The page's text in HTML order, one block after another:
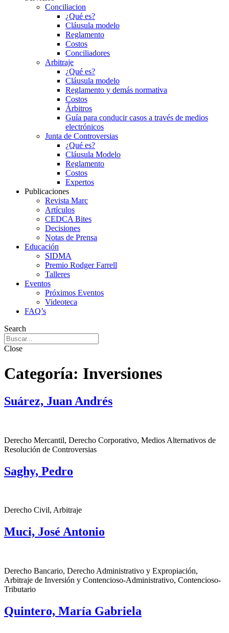
Conciliacion
¿Qué es?
Cláusula modelo
Reglamento
Costos
Conciliadores
Arbitraje
¿Qué es?
Cláusula modelo
Reglamento y demás normativa
Costos
Árbitros
Guía para conducir casos a través de medios
electrónicos
Junta de Controversias
¿Qué es?
Cláusula Modelo
Reglamento
Costos
Expertos
Publicaciones
Revista Marc
Artículos
CEDCA Bites
Decisiones
Notas de Prensa
Educación
SIDMA
Premio Rodger Farrell
Talleres
Eventos
Próximos Eventos
Videoteca
FAQ’s
Search
Close
Categoría: Inversiones
Suárez, Juan Andrés
Derecho Mercantil, Derecho Corporativo, Medios Alternativos de
Resolución de Controversias
Saghy, Pedro
Derecho Civil, Arbitraje
Muci, José Antonio
Derecho Bancario, Derecho Administrativo y Expropiación,
Arbitraje de Inversión y Contencioso-Administrativo, Contencioso-
Tributario
Quintero, María Gabriela